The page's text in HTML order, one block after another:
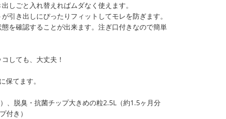
しごと入れ替えればムダなく使えます。
引き出しにぴったりフィットしてモレを防ぎます。
を確認することが出来ます。注ぎ口付きなので簡単
しても、大丈夫！
てます。
、脱臭・抗菌チップ大きめの粒2.5L（約1.5ヶ月分
付き）